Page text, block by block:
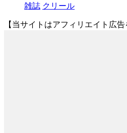
雑誌 クリール
【当サイトはアフィリエイト広